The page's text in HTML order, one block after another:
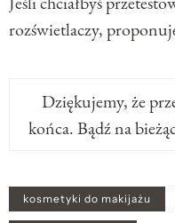
rozświetlaczy,
Dziękujemy, że
końca. Bądź na
kosmetyki do makijażu